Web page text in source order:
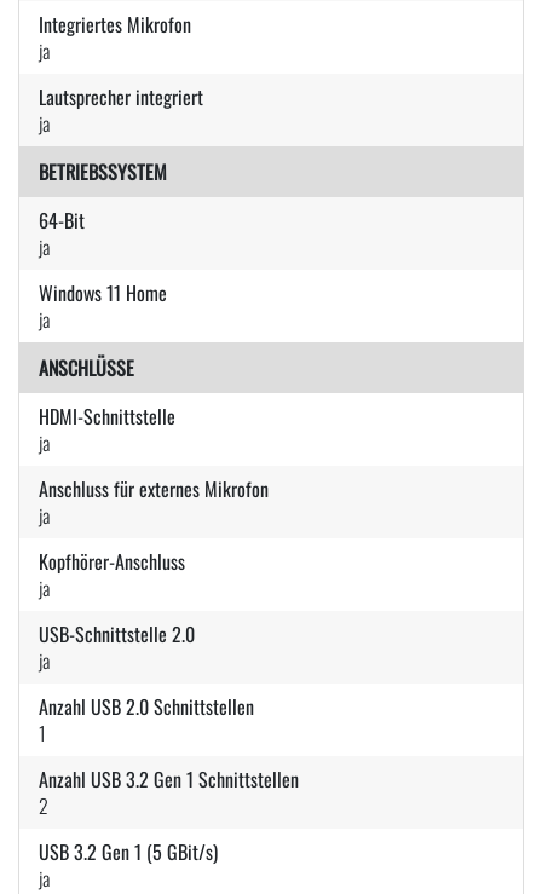
Integriertes Mikrofon
ja
Lautsprecher integriert
ja
BETRIEBSSYSTEM
64-Bit
ja
Windows 11 Home
ja
ANSCHLÜSSE
HDMI-Schnittstelle
ja
Anschluss für externes Mikrofon
ja
Kopfhörer-Anschluss
ja
USB-Schnittstelle 2.0
ja
Anzahl USB 2.0 Schnittstellen
1
Anzahl USB 3.2 Gen 1 Schnittstellen
2
USB 3.2 Gen 1 (5 GBit/s)
ja